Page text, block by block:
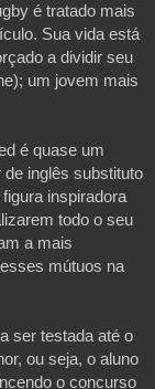
é tratado mais
Sua vida está
a dividir seu
um jovem mais
é quase um
inglês substituto
inspiradora
todo o seu
a mais
mútuos na
ser testada até o
ou seja, o aluno
o concurso